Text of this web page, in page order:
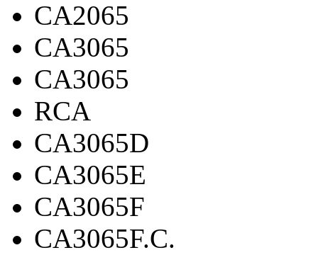
CA2065
CA3065
CA3065
RCA
CA3065D
CA3065E
CA3065F
CA3065F.C.